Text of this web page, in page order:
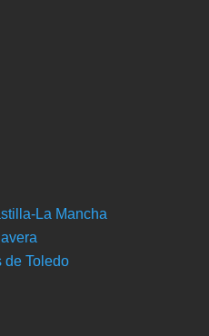
La Mancha
de Toledo